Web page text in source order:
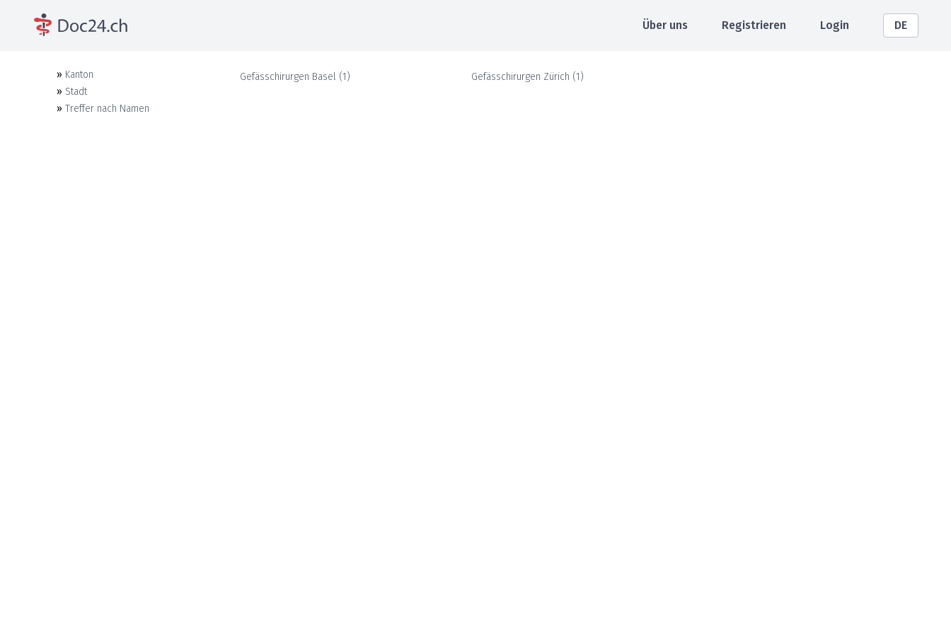
Über uns Registrieren Login DE
» Kanton
» Stadt
» Treffer nach Namen
Gefässchirurgen Basel (1) Gefässchirurgen Zürich (1)